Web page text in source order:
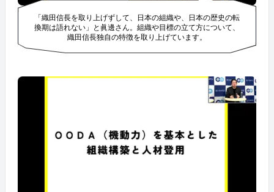
「織田信長を取り上げずして、日本の組織や、日本の歴史の転
換期は語れない」と眞邊さん。組織や目標の立て方について、
織田信長独自の特徴を取り上げています。